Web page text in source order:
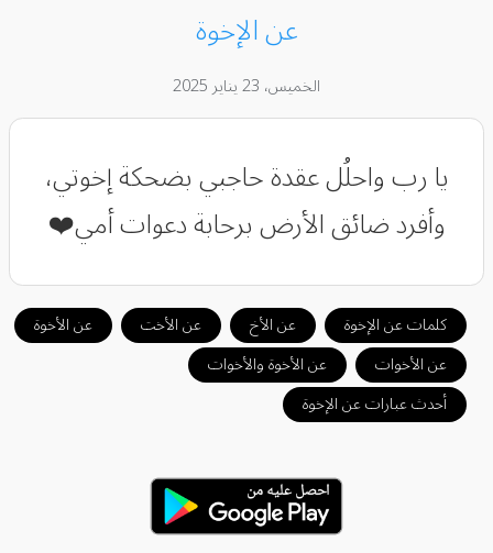
عن الإخوة
الخميس، 23 يناير 2025
‏يا رب واحلُل عقدة حاجبي بضحكة إخوتي،
وأفرد ضائق الأرض برحابة دعوات أمي❤️
كلمات عن الإخوة عن الأخ عن الأخت
عن الأخوة
عن الأخوات
عن الأخوة والأخوات
أحدث عبارات عن الإخوة